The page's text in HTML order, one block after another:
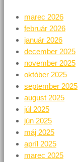
marec 2026
február 2026
január 2026
december 2025
november 2025
október 2025
september 2025
august 2025
júl 2025
jún 2025
máj 2025
apríl 2025
marec 2025